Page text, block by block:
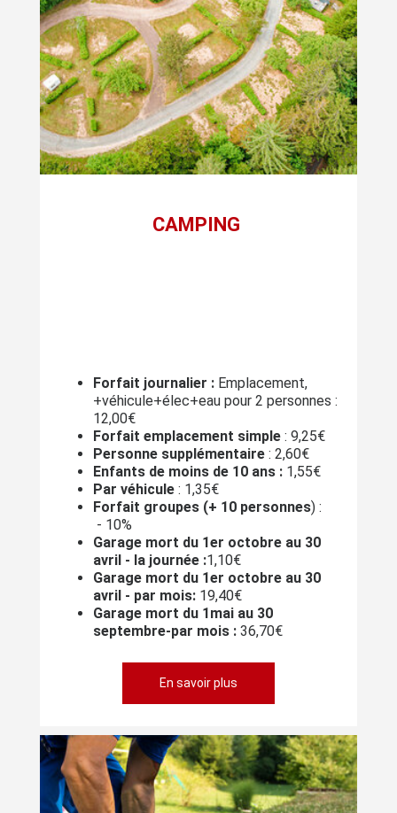
CAMPING
Forfait journalier : Emplacement,
+véhicule+élec+eau pour 2 personnes :
12,00€
Forfait emplacement simple : 9,25€
Personne supplémentaire : 2,60€
Enfants de moins de 10 ans : 1,55€
Par véhicule : 1,35€
Forfait groupes (+ 10 personnes) :
- 10%
Garage mort du 1er octobre au 30
avril - la journée :1,10€
Garage mort du 1er octobre au 30
avril - par mois: 19,40€
Garage mort du 1mai au 30
septembre-par mois : 36,70€